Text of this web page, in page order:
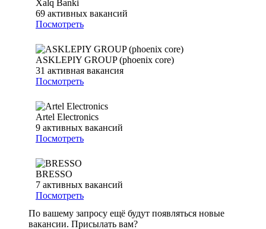
Xalq Banki
69 активных вакансий
Посмотреть
ASKLEPIY GROUP (phoenix core)
31 активная вакансия
Посмотреть
Artel Electronics
9 активных вакансий
Посмотреть
BRESSO
7 активных вакансий
Посмотреть
По вашему запросу ещё будут появляться новые
вакансии. Присылать вам?